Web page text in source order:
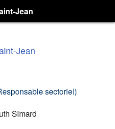
Jean
Jean
sectoriel)
Simard